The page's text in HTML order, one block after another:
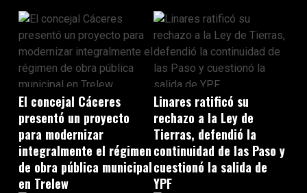
El concejal Cáceres
presentó un proyecto
para modernizar
integralmente el régimen
de obra pública municipal
en Trelew
Linares ratificó su
rechazo a la Ley de
Tierras, defendió la
continuidad de las Paso y
cuestionó la salida de
YPF